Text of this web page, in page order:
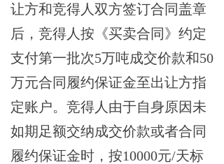
让方和竞得人双方签订合同盖章
后 ， 竞得人按《买卖合同》约定
支付第一批次5万吨成交价款和50
万元合同履约保证金至出让方指
定账户。 竞得人由于自身原因未
如期足额交纳成交价款或者合同
履约保证金时，按10000元/天标